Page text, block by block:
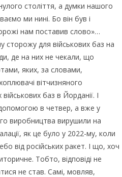
століття, а думки нашого
ми нині. Бо він був і
нам поставив слово»…
сторожу для військових баз на
де на них не чекали, що
яких, за словами,
вітчизняного
баз в Йорданії. І
в четвер, а вже у
виробництва вирушили на
як це було у 2022-му, коли
від російських ракет. І що, хоч
Тобто, відповіді не
не став. Самі, мовляв,